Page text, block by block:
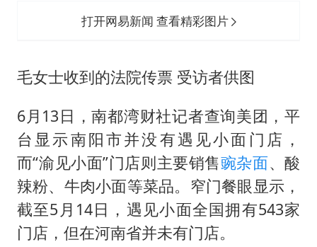
打开网易新闻 查看精彩图片
毛女士收到的法院传票 受访者供图
6月13日，南都湾财社记者查询美团，平
台显示南阳市并没有遇见小面门店，
而“渝见小面”门店则主要销售豌杂面、酸
辣粉、牛肉小面等菜品。窄门餐眼显示，
截至5月14日，遇见小面全国拥有543家
门店，但在河南省并未有门店。